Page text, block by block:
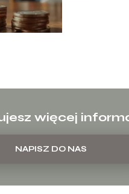
więcej
NAPISZ DO NAS